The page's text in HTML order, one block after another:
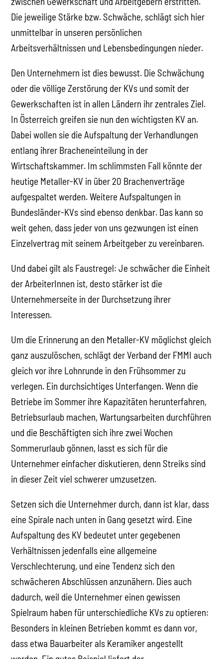
Die jeweilige Stärke bzw. Schwäche, schlägt sich hier
unmittelbar in unseren persönlichen
Arbeitsverhältnissen und Lebensbedingungen nieder.
Den Unternehmern ist dies bewusst. Die Schwächung
oder die völlige Zerstörung der KVs und somit der
Gewerkschaften ist in allen Ländern ihr zentrales Ziel.
In Österreich greifen sie nun den wichtigsten KV an.
Dabei wollen sie die Aufspaltung der Verhandlungen
entlang ihrer Bracheneinteilung in der
Wirtschaftskammer. Im schlimmsten Fall könnte der
heutige Metaller-KV in über 20 Brachenverträge
aufgespaltet werden. Weitere Aufspaltungen in
Bundesländer-KVs sind ebenso denkbar. Das kann so
weit gehen, dass jeder von uns gezwungen ist einen
Einzelvertrag mit seinem Arbeitgeber zu vereinbaren.
Und dabei gilt als Faustregel: Je schwächer die Einheit
der ArbeiterInnen ist, desto stärker ist die
Unternehmerseite in der Durchsetzung ihrer
Interessen.
Um die Erinnerung an den Metaller-KV möglichst gleich
ganz auszulöschen, schlägt der Verband der FMMI auch
gleich vor ihre Lohnrunde in den Frühsommer zu
verlegen. Ein durchsichtiges Unterfangen. Wenn die
Betriebe im Sommer ihre Kapazitäten herunterfahren,
Betriebsurlaub machen, Wartungsarbeiten durchführen
und die Beschäftigten sich ihre zwei Wochen
Sommerurlaub gönnen, lasst es sich für die
Unternehmer einfacher diskutieren, denn Streiks sind
in dieser Zeit viel schwerer umzusetzen.
Setzen sich die Unternehmer durch, dann ist klar, dass
eine Spirale nach unten in Gang gesetzt wird. Eine
Aufspaltung des KV bedeutet unter gegebenen
Verhältnissen jedenfalls eine allgemeine
Verschlechterung, und eine Tendenz sich den
schwächeren Abschlüssen anzunähern. Dies auch
dadurch, weil die Unternehmer einen gewissen
Spielraum haben für unterschiedliche KVs zu optieren:
Besonders in kleinen Betrieben kommt es dann vor,
dass etwa Bauarbeiter als Keramiker angestellt